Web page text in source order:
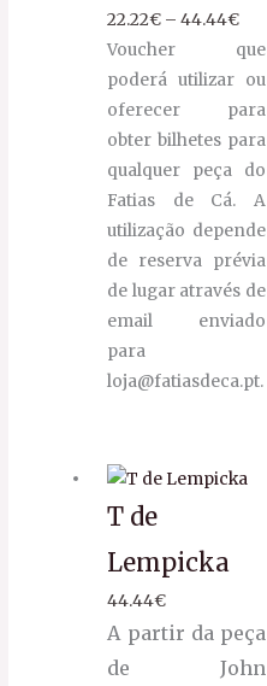
22.22€ – 44.44€
Voucher que
poderá utilizar ou
oferecer para
obter bilhetes para
qualquer peça do
Fatias de Cá. A
utilização depende
de reserva prévia
de lugar através de
email enviado
para
loja@fatiasdeca.pt.
T de
Lempicka
44.44€
A partir da peça
de John